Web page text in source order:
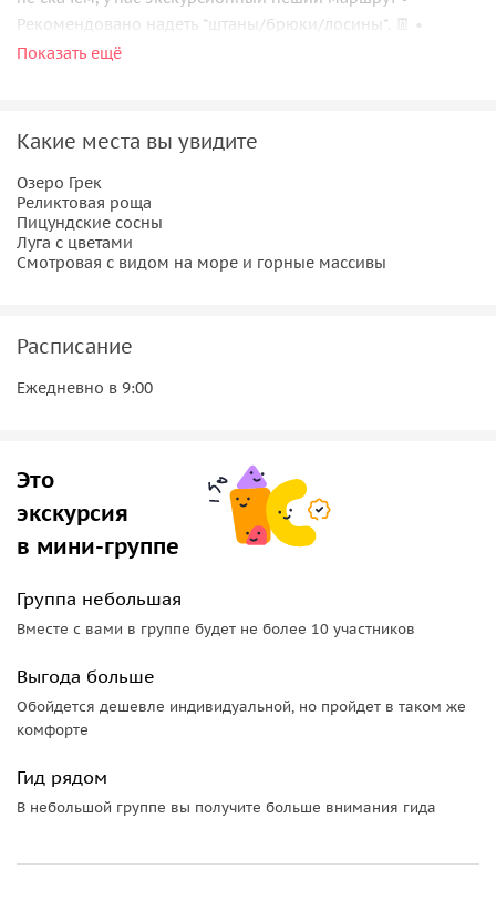
Рекомендовано надеть *штаны/брюки/лосины*. 👖 •
Обязательно, *закрытая обувь без платформы*
Показать ещё
Какие места вы увидите
Озеро Грек
Реликтовая роща
Пицундские сосны
Луга с цветами
Смотровая с видом на море и горные массивы
Расписание
Ежедневно в 9:00
Это
экскурсия
в мини-группе
Группа небольшая
Вместе с вами в группе будет не более 10 участников
Выгода больше
Обойдется дешевле индивидуальной, но пройдет в таком же
комфорте
Гид рядом
В небольшой группе вы получите больше внимания гида